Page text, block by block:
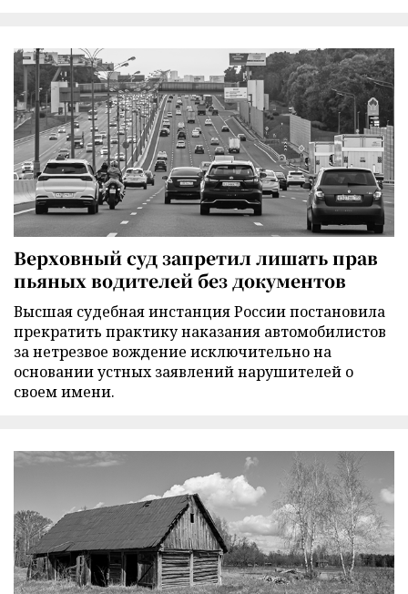
Верховный суд запретил лишать прав
пьяных водителей без документов
Высшая судебная инстанция России постановила
прекратить практику наказания автомобилистов
за нетрезвое вождение исключительно на
основании устных заявлений нарушителей о
своем имени.